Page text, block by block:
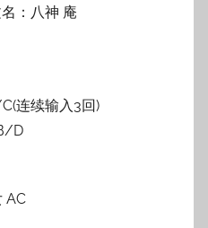
：八神 庵
连续输入3回)
D
AC